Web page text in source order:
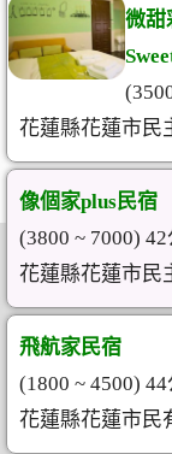
微甜
花蓮縣花蓮市民
像個家plus民宿
(3800 ~ 7000) 42
花蓮縣花蓮市民
飛航家民宿
(1800 ~ 4500) 44
花蓮縣花蓮市民